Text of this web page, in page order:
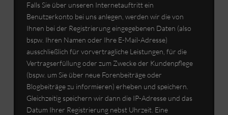
Falls Sie über unseren Internetauftritt ein
Benutzerkonto bei uns anlegen, werden wir die von
Ihnen bei der Registrierung eingegebenen Daten (also
bspw. Ihren Namen oder Ihre E-Mail-Adresse)
ausschließlich für vorvertragliche Leistungen, für die
Vertragserfüllung oder zum Zwecke der Kundenpflege
(bspw. um Sie über neue Forenbeiträge oder
Blogbeiträge zu informieren) erheben und speichern.
Gleichzeitig speichern wir dann die IP-Adresse und das
Datum Ihrer Registrierung nebst Uhrzeit. Eine